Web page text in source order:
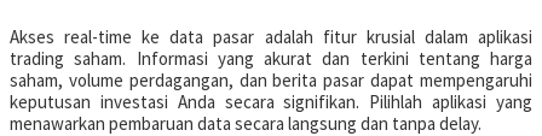
Akses real-time ke data pasar adalah fitur krusial dalam aplikasi
trading saham. Informasi yang akurat dan terkini tentang harga
saham, volume perdagangan, dan berita pasar dapat mempengaruhi
keputusan investasi Anda secara signifikan. Pilihlah aplikasi yang
menawarkan pembaruan data secara langsung dan tanpa delay.